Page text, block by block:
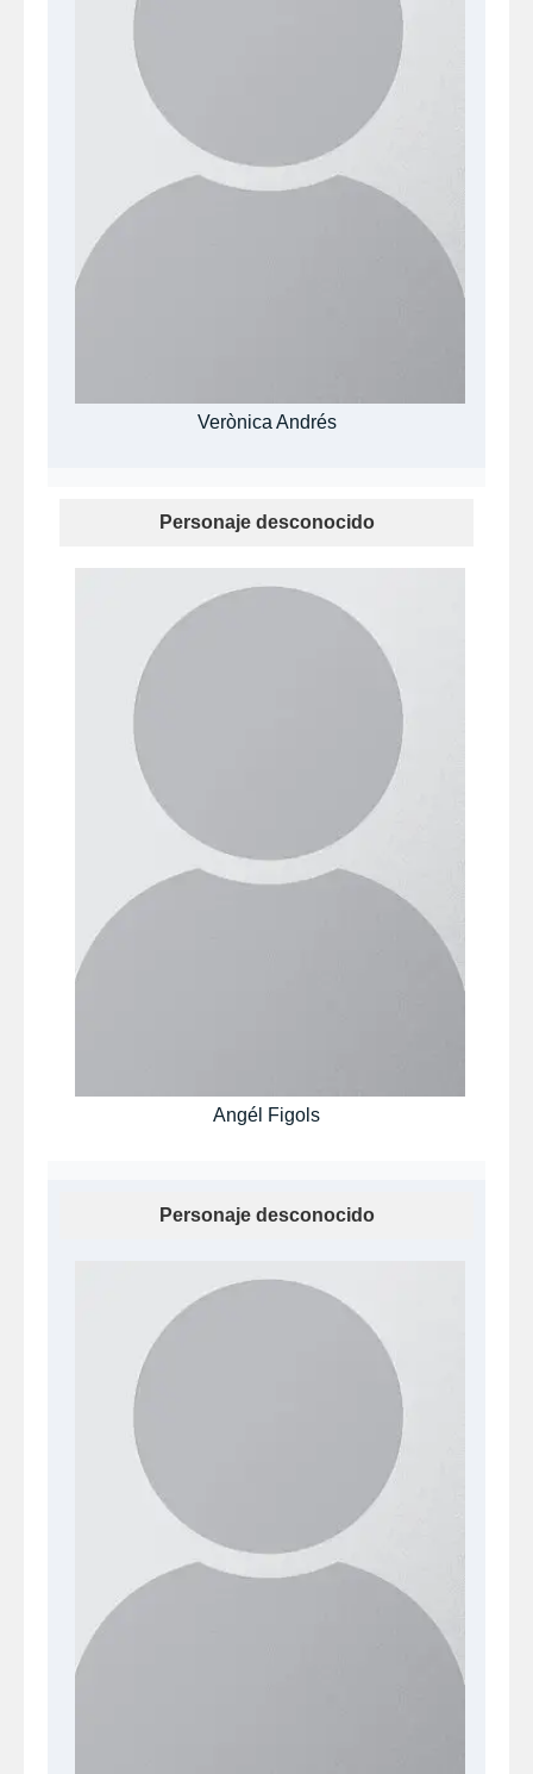
Verònica Andrés
Personaje desconocido
Angél Figols
Personaje desconocido